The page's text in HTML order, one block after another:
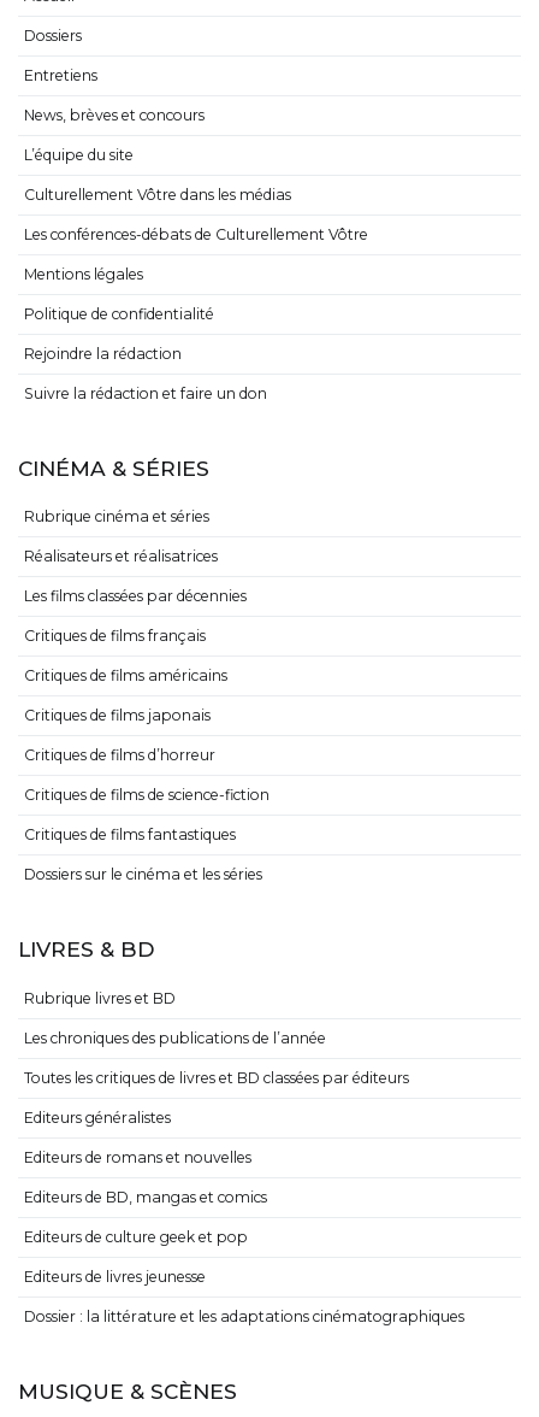
Dossiers
Entretiens
News, brèves et concours
L’équipe du site
Culturellement Vôtre dans les médias
Les conférences-débats de Culturellement Vôtre
Mentions légales
Politique de confidentialité
Rejoindre la rédaction
Suivre la rédaction et faire un don
CINÉMA & SÉRIES
Rubrique cinéma et séries
Réalisateurs et réalisatrices
Les films classées par décennies
Critiques de films français
Critiques de films américains
Critiques de films japonais
Critiques de films d’horreur
Critiques de films de science-fiction
Critiques de films fantastiques
Dossiers sur le cinéma et les séries
LIVRES & BD
Rubrique livres et BD
Les chroniques des publications de l’année
Toutes les critiques de livres et BD classées par éditeurs
Editeurs généralistes
Editeurs de romans et nouvelles
Editeurs de BD, mangas et comics
Editeurs de culture geek et pop
Editeurs de livres jeunesse
Dossier : la littérature et les adaptations cinématographiques
MUSIQUE & SCÈNES